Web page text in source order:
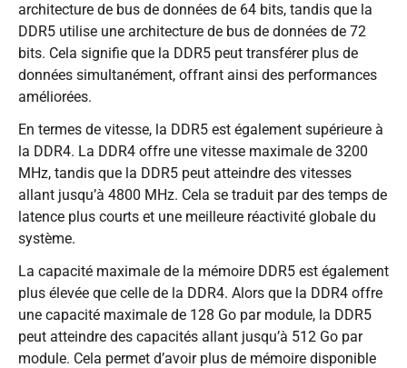
architecture de bus de données de 64 bits, tandis que la
DDR5 utilise une architecture de bus de données de 72
bits. Cela signifie que la DDR5 peut transférer plus de
données simultanément, offrant ainsi des performances
améliorées.
En termes de vitesse, la DDR5 est également supérieure à
la DDR4. La DDR4 offre une vitesse maximale de 3200
MHz, tandis que la DDR5 peut atteindre des vitesses
allant jusqu’à 4800 MHz. Cela se traduit par des temps de
latence plus courts et une meilleure réactivité globale du
système.
La capacité maximale de la mémoire DDR5 est également
plus élevée que celle de la DDR4. Alors que la DDR4 offre
une capacité maximale de 128 Go par module, la DDR5
peut atteindre des capacités allant jusqu’à 512 Go par
module. Cela permet d’avoir plus de mémoire disponible